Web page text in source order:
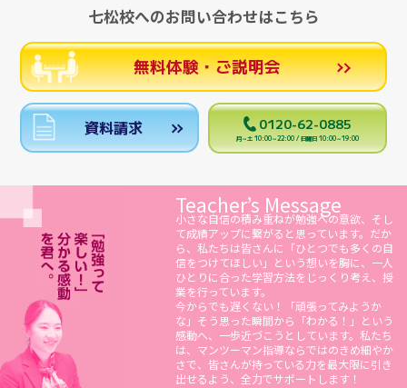
七松校へのお問い合わせはこちら
無料体験・ご説明会
資料請求 0120-62-0885
月～土 10:00～22:00 / 日曜日 10:00～19:00
Teacher’s Message
小さな自信の積み重ねが勉強への意欲、そし
て成績アップに繋がると思っています。だか
ら、私たちは皆さんに「ひとつでも多くの自
信をつけてほしい」という想いを胸に、一人
ひとりに合った学習方法をじっくり考え、授
業を行っています。
今からでも遅くない！「頑張ってみようか
な」そう思った瞬間から「わかる！」という
感動へ、一歩近づこうとしています。私たち
は、マンツーマン指導ならではのきめ細やか
さで、皆さんが持っている力を最大限に引き
出せるよう、全力でサポートします！